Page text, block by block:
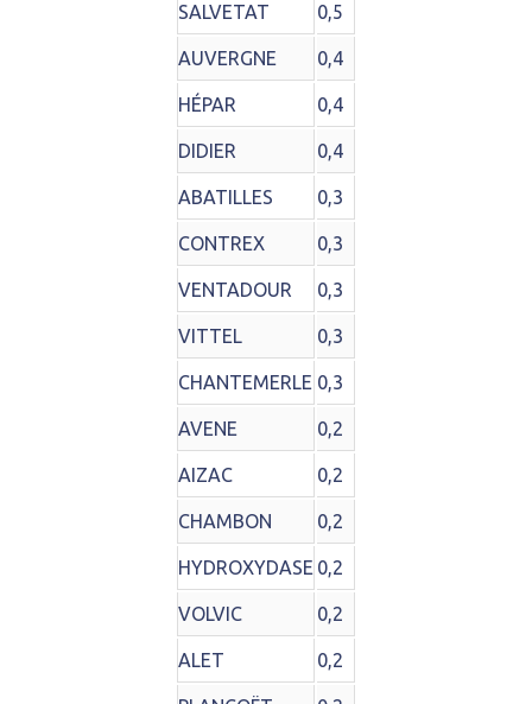
SALVETAT 0,5
AUVERGNE 0,4
HÉPAR 0,4
DIDIER 0,4
ABATILLES 0,3
CONTREX 0,3
VENTADOUR 0,3
VITTEL 0,3
CHANTEMERLE 0,3
AVENE 0,2
AIZAC 0,2
CHAMBON 0,2
HYDROXYDASE 0,2
VOLVIC 0,2
ALET 0,2